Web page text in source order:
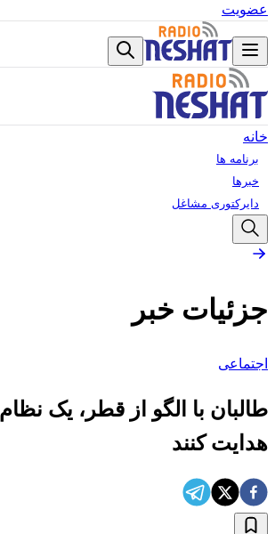
عضویت
خانه
برنامه ها
خبرها
دایرکتوری مشاغل
جزئیات خبر
اجتماعی
طالبان با الگو از قطر، یک
هدایت کنند